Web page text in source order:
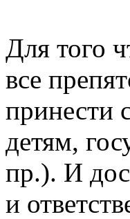
Для того
все
принести
детям,
пр.). И
и